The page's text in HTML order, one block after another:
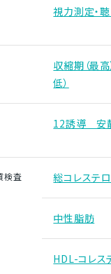
視力測定・
収縮期（最高
低）
12誘導 安
検査 総コレステ
中性脂肪
HDL-コレス